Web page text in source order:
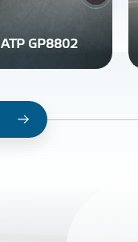
ATP GP8802